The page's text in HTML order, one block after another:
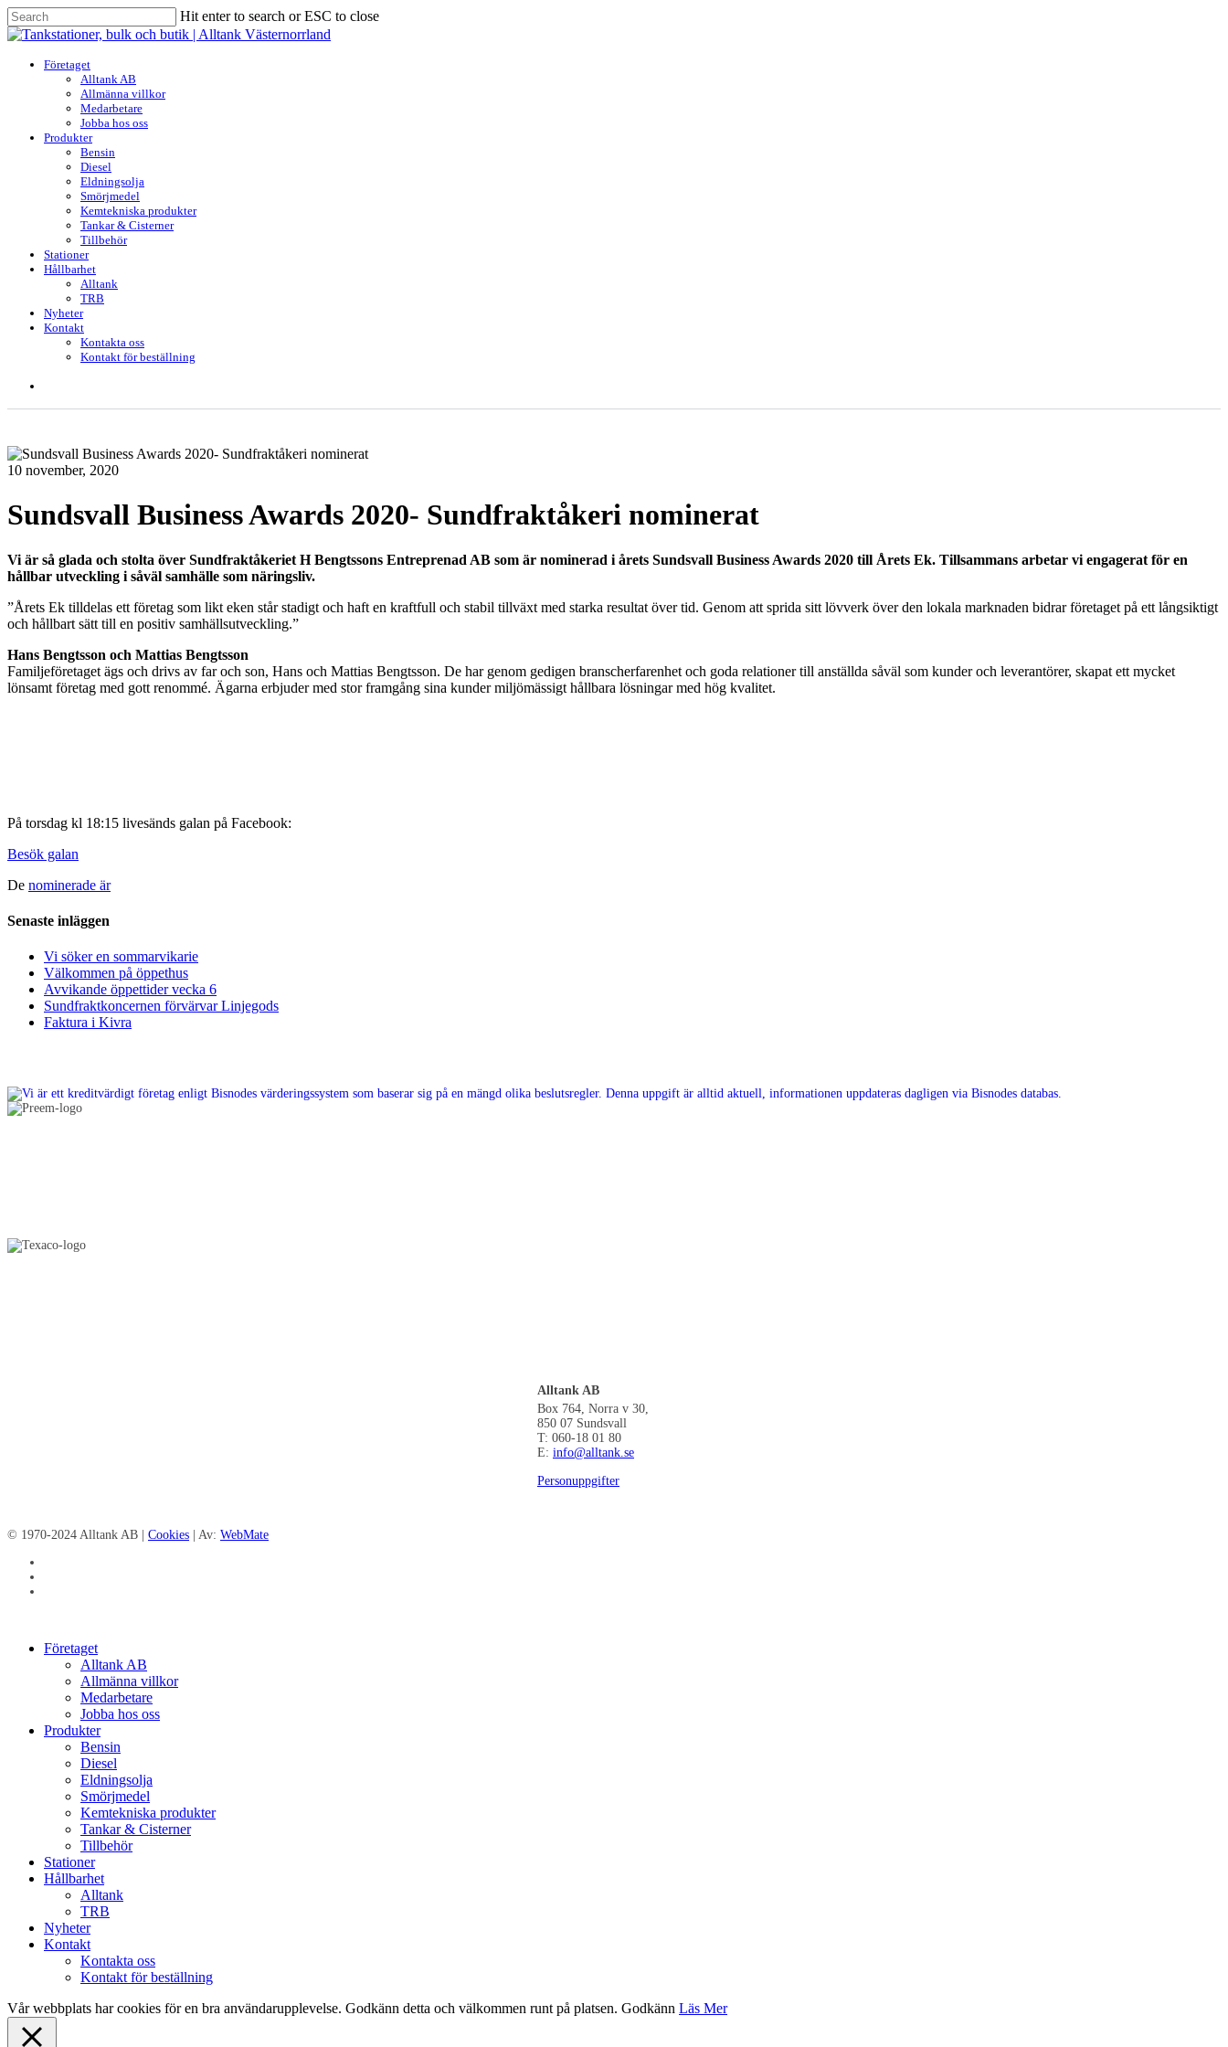
Skip
to
content
Hit enter to search or ESC to close
Close
search
Menu
Företaget
Alltank AB
Allmänna villkor
Medarbetare
Jobba hos oss
Produkter
Bensin
Diesel
Eldningsolja
Smörjmedel
Kemtekniska produkter
Tankar & Cisterner
Tillbehör
Stationer
Hållbarhet
Alltank
TRB
Nyheter
Kontakt
Kontakta oss
Kontakt för beställning
10 november, 2020
Sundsvall Business Awards 2020- Sundfraktåkeri nominerat
Vi är så glada och stolta över Sundfraktåkeriet H Bengtssons Entreprenad AB som är nominerad i årets Sundsvall Business Awards 2020 till Årets Ek. Tillsammans arbetar vi engagerat för en
hållbar utveckling i såväl samhälle som näringsliv.
”Årets Ek tilldelas ett företag som likt eken står stadigt och haft en kraftfull och stabil tillväxt med starka resultat över tid. Genom att sprida sitt lövverk över den lokala marknaden bidrar företaget på ett långsiktigt
och hållbart sätt till en positiv samhällsutveckling.”
Hans Bengtsson och Mattias Bengtsson
Familjeföretaget ägs och drivs av far och son, Hans och Mattias Bengtsson. De har genom gedigen branscherfarenhet och goda relationer till anställda såväl som kunder och leverantörer, skapat ett mycket
lönsamt företag med gott renommé. Ägarna erbjuder med stor framgång sina kunder miljömässigt hållbara lösningar med hög kvalitet.
På torsdag kl 18:15 livesänds galan på Facebook:
Besök galan
De nominerade är
Senaste inläggen
Vi söker en sommarvikarie
Välkommen på öppethus
Avvikande öppettider vecka 6
Sundfraktkoncernen förvärvar Linjegods
Faktura i Kivra
Alltank AB
Box 764, Norra v 30,
850 07 Sundsvall
T: 060-18 01 80
E: info@alltank.se
Personuppgifter
© 1970-2024 Alltank AB | Cookies | Av: WebMate
Close
Företaget
Alltank AB
Allmänna villkor
Medarbetare
Jobba hos oss
Produkter
Bensin
Diesel
Eldningsolja
Smörjmedel
Kemtekniska produkter
Tankar & Cisterner
Tillbehör
Stationer
Hållbarhet
Alltank
TRB
Nyheter
Kontakt
Kontakta oss
Kontakt för beställning
Vår webbplats har cookies för en bra användarupplevelse. Godkänn detta och välkommen runt på platsen. Godkänn Läs Mer